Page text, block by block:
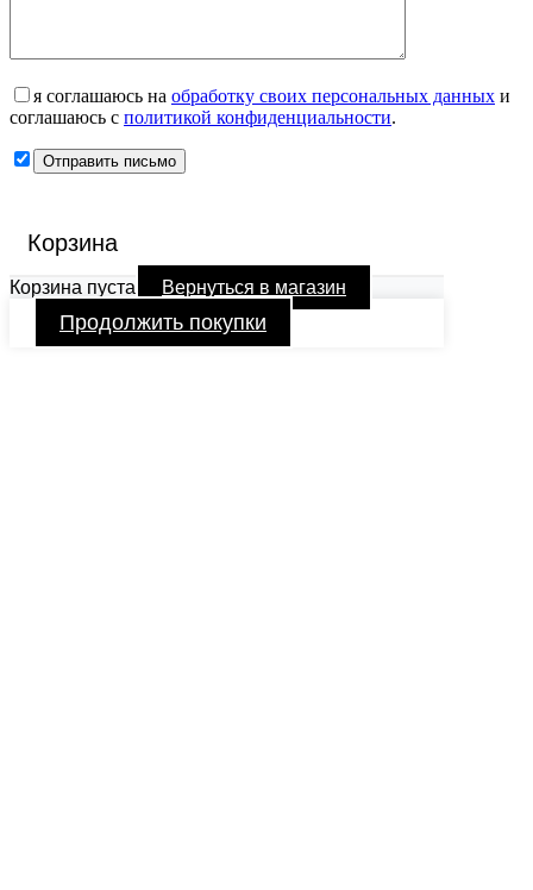
я соглашаюсь на обработку своих персональных данных и
соглашаюсь с политикой конфиденциальности.
Корзина
Корзина пуста Вернуться в магазин
Продолжить покупки